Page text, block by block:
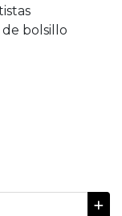
de bolsillo